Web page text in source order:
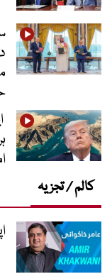
کالم / تجزیہ